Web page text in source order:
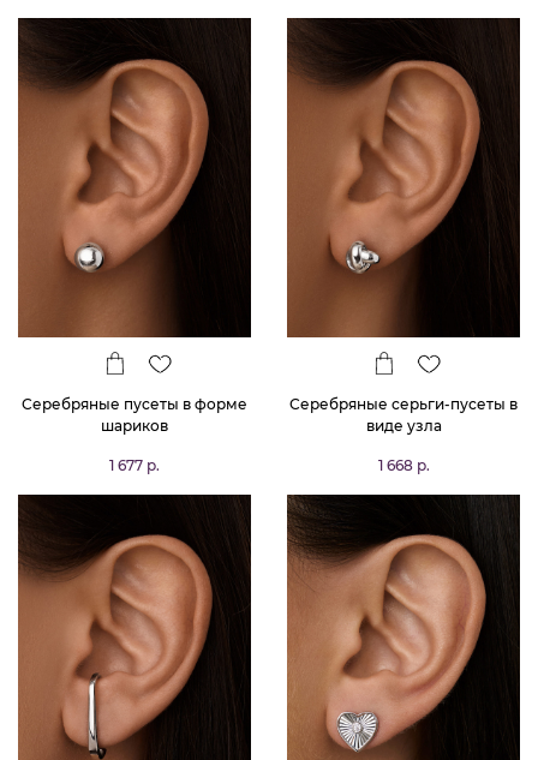
Серебряные пусеты в форме
шариков
1 677 р.
Серебряные серьги-пусеты в
виде узла
1 668 р.